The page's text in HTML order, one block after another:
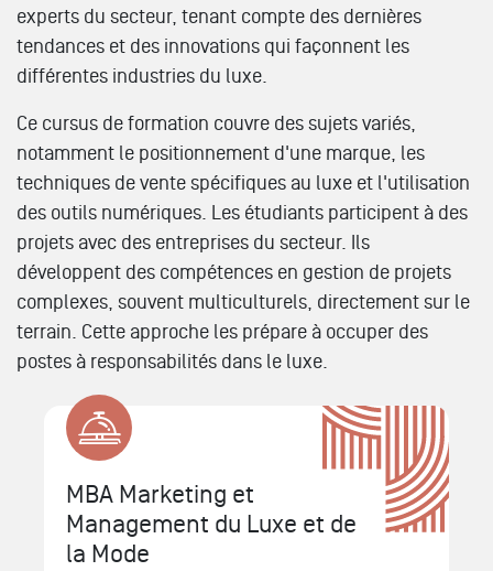
experts du secteur, tenant compte des dernières
tendances et des innovations qui façonnent les
différentes industries du luxe.
Ce cursus de formation couvre des sujets variés,
notamment le positionnement d'une marque, les
techniques de vente spécifiques au luxe et l'utilisation
des outils numériques. Les étudiants participent à des
projets avec des entreprises du secteur. Ils
développent des compétences en gestion de projets
complexes, souvent multiculturels, directement sur le
terrain. Cette approche les prépare à occuper des
postes à responsabilités dans le luxe.
MBA Marketing et
Management du Luxe et de
la Mode